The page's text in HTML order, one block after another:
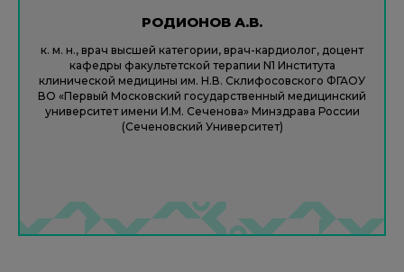
РОДИОНОВ А.В.
к. м. н., врач высшей категории, врач-кардиолог, доцент
кафедры факультетской терапии N1 Института
клинической медицины им. Н.В. Склифосовского ФГАОУ
ВО «Первый Московский государственный медицинский
университет имени И.М. Сеченова» Минздрава России
(Сеченовский Университет)